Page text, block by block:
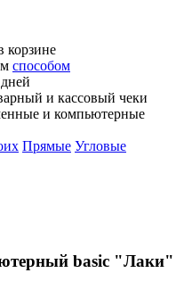
корзине
способом
и кассовый чеки
и компьютерные
Прямые Угловые
basic "Лаки"